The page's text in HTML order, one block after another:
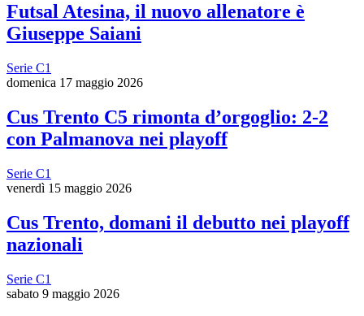
Futsal Atesina, il nuovo allenatore è
Giuseppe Saiani
Serie C1
domenica 17 maggio 2026
Cus Trento C5 rimonta d’orgoglio: 2-2
con Palmanova nei playoff
Serie C1
venerdì 15 maggio 2026
Cus Trento, domani il debutto nei playoff
nazionali
Serie C1
sabato 9 maggio 2026